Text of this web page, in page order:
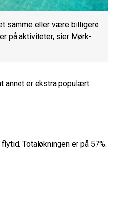
samme eller være billigere
på aktiviteter, sier Mørk-
annet er ekstra populært
Totaløkningen er på 57%.